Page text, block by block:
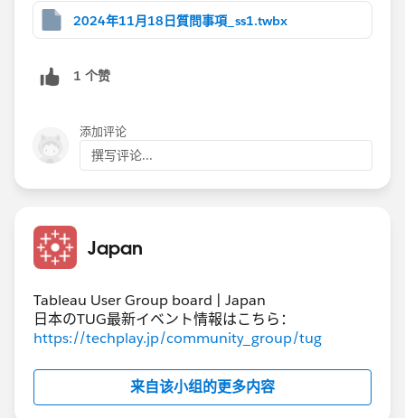
YoYの式を参考にしています）。
どういったビューを完成形としてイメージしているの
か、ラフでよいので絵などを付けてもらえると、もっと
きちんと実際の要件に沿った提案・検討が可能になると
思います。
2024年11月18日質問事項_ss1.twbx
1 个赞
添加评论
撰写评论...
Japan
Tableau User Group board | Japan
日本のTUG最新イベント情報はこちら：
https://techplay.jp/community_group/tug
来自该小组的更多内容